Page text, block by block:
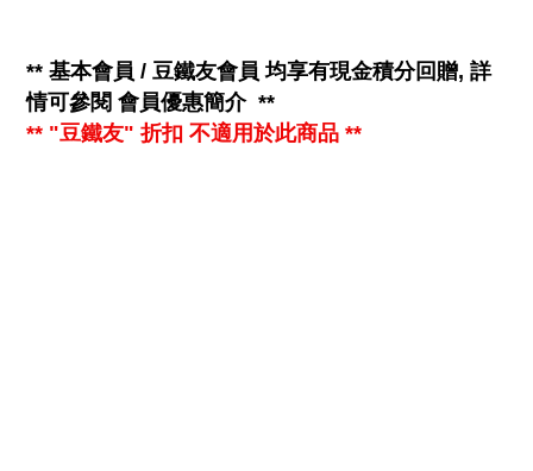
** 基本會員 / 豆鐵友會員 均享有現金積分回贈, 詳
情可參閱 會員優惠簡介 **
** "豆鐵友" 折扣 不適用於此商品 **